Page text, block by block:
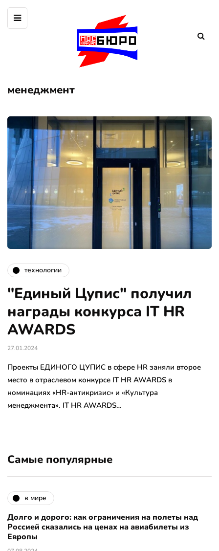
менеджмент
технологии
"Единый Цупис" получил
награды конкурса IT HR
AWARDS
27.01.2024
Проекты ЕДИНОГО ЦУПИС в сфере HR заняли второе
место в отраслевом конкурсе IT HR AWARDS в
номинациях «HR-антикризис» и «Культура
менеджмента». IT HR AWARDS…
Самые популярные
в мире
Долго и дорого: как ограничения на полеты над
Россией сказались на ценах на авиабилеты из
Европы